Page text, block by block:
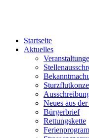
Startseite
Aktuelles
Neues aus der
Bürgerbrief
Rettungskette